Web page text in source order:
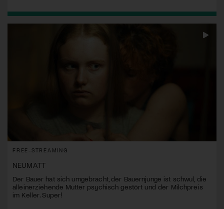
FREE-STREAMING
NEUMATT
Der Bauer hat sich umgebracht, der Bauernjunge ist schwul, die
alleinerziehende Mutter psychisch gestört und der Milchpreis
im Keller. Super!